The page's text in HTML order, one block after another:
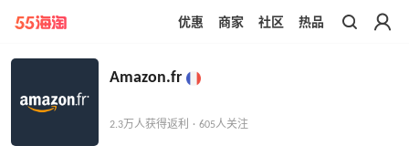
带你去官网买正品
优惠 商家 社区 热品
Amazon.fr
2.3万人获得返利 · 605人关注